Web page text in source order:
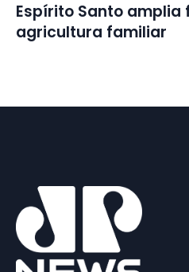
Espírito Santo
agricultura familiar